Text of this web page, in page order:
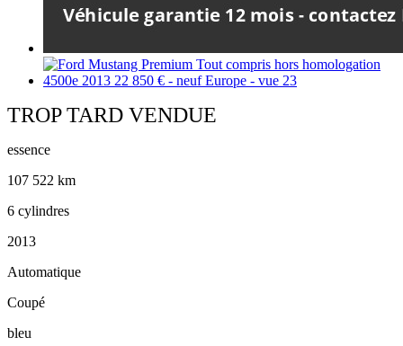
TROP TARD VENDUE
essence
107 522 km
6 cylindres
2013
Automatique
Coupé
bleu